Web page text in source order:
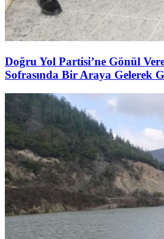
Doğru Yol Partisi’ne Gönül
Sofrasında Bir Araya Gelerek